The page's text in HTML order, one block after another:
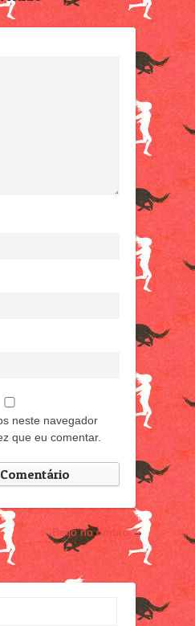
neste navegador
que eu comentar.
Beijo no ombro→